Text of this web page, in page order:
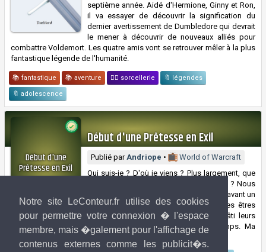
Notre site LeConteur.fr utilise des cookies
pour permettre votre connexion � l'espace
membre, mais �galement pour l'affichage de
contenus externes comme les publicit�s.
septième année. Aidé d'Hermione, Ginny et Ron,
il va essayer de découvrir la signification du
dernier avertissement de Dumbledore qui devrait
le mener à découvrir de nouveaux alliés pour
combattre Voldemort. Les quatre amis vont se retrouver mêler à la plus
fantastique légende de l'humanité.
📚 fantastique 📚 aventure 🧙‍♀️ sorcellerie 🔖 légendes
🔖 adolescence
Début d'une
Prêtesse en Exil
Andriope
Début d'une Prêtesse en Exil
Publié parAndriope •
World of Warcraft
Qui suis-je ? D'où je viens ? Plus largement, que
sommes-nous ici et pourquoi ce monde ? Nous
sommes arrivés sur une étrange planète avant un
cataclysme et dans un grand fraca. Des êtres
vivent déjà ici. Des peuples qui ont bâti leurs
foyers, ou qui y ont eux aussi trouvé refuge il y a longtemps. Ma
mémoire... Ma quête.